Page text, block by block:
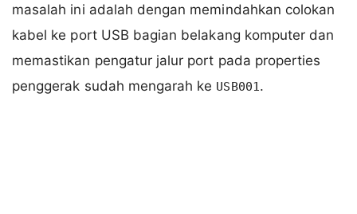
masalah ini adalah dengan memindahkan colokan
kabel ke port USB bagian belakang komputer dan
memastikan pengatur jalur port pada properties
penggerak sudah mengarah ke USB001 .